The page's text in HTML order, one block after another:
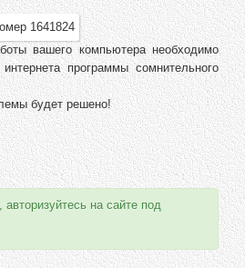
вашего компьютера необходимо
программы сомнительного
будет решено!
на сайте под